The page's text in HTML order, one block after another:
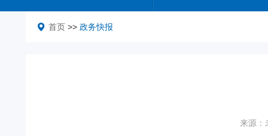
首页 >> 政务快报
来源：